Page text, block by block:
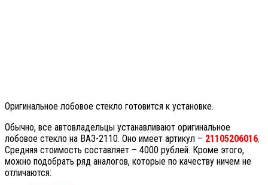
Оригинальное лобовое стекло готовится к установке.
Обычно, все автовладельцы устанавливают оригинальное
лобовое стекло на ВАЗ-2110. Оно имеет артикул – 21105206016.
Средняя стоимость составляет – 4000 рублей. Кроме этого,
можно подобрать ряд аналогов, которые по качеству ничем не
отличаются: